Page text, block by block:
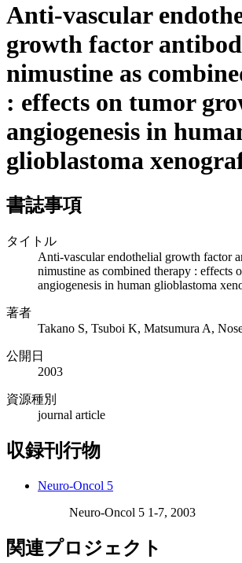
Anti-vascular
growth factor
nimustine as
: effects on tumor
angiogenesis in
glioblastoma
書誌事項
タイトル
Anti-vascular endothelial growth factor
nimustine as combined therapy : effects
angiogenesis in human glioblastoma
著者
Takano S, Tsuboi K, Matsumura A,
公開日
2003
資源種別
journal article
収録刊行物
Neuro-Oncol 5
Neuro-Oncol 5 1-7, 2003
関連プロジェクト